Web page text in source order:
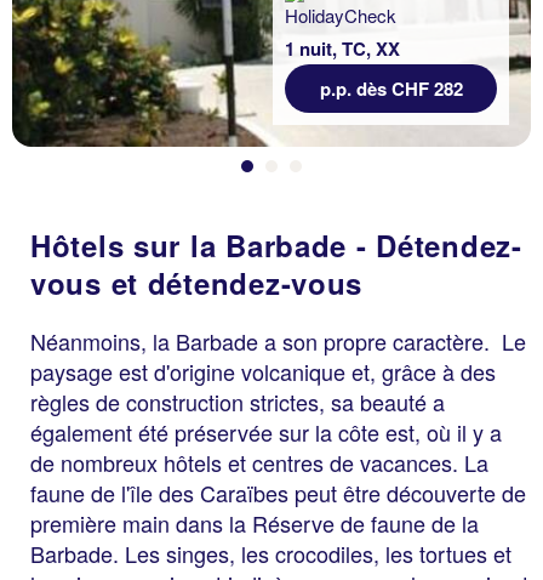
1 nuit, TC, XX
p.p. dès CHF 282
Hôtels sur la Barbade - Détendez-
vous et détendez-vous
Néanmoins, la Barbade a son propre caractère. Le
paysage est d'origine volcanique et, grâce à des
règles de construction strictes, sa beauté a
également été préservée sur la côte est, où il y a
de nombreux hôtels et centres de vacances. La
faune de l'île des Caraïbes peut être découverte de
première main dans la Réserve de faune de la
Barbade. Les singes, les crocodiles, les tortues et